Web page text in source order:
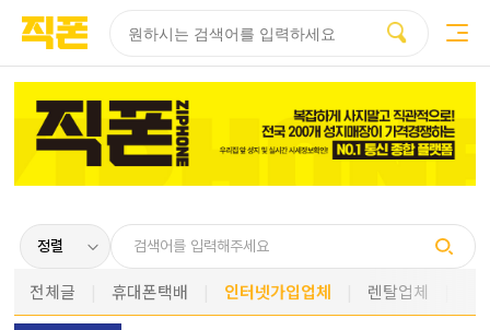
전체글 휴대폰택배 인터넷가입업체 렌탈업체
페이지
페이지
페이지
페이지